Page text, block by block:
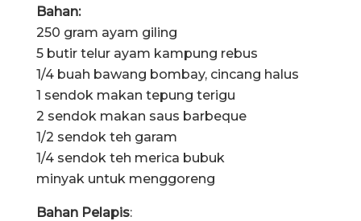
Bahan:
250 gram ayam giling
5 butir telur ayam kampung rebus
1/4 buah bawang bombay, cincang halus
1 sendok makan tepung terigu
2 sendok makan saus barbeque
1/2 sendok teh garam
1/4 sendok teh merica bubuk
minyak untuk menggoreng
Bahan Pelapis: